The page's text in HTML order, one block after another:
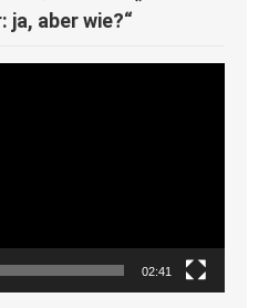
aber wie?“
02:41